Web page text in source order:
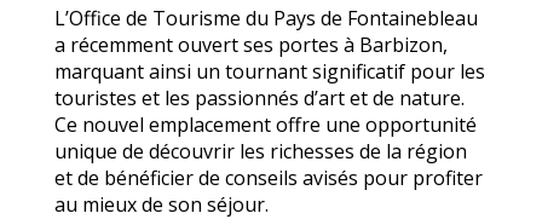
L’Office de Tourisme du Pays de Fontainebleau
a récemment ouvert ses portes à Barbizon,
marquant ainsi un tournant significatif pour les
touristes et les passionnés d’art et de nature.
Ce nouvel emplacement offre une opportunité
unique de découvrir les richesses de la région
et de bénéficier de conseils avisés pour profiter
au mieux de son séjour.